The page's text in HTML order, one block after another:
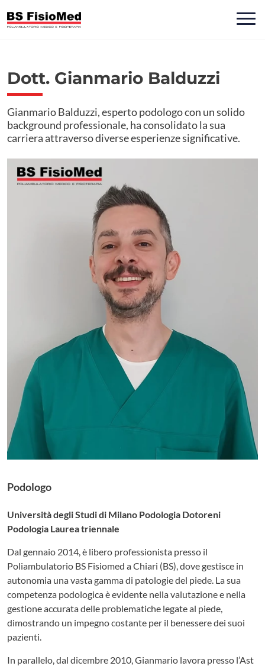
Dott. Gianmario Balduzzi
Gianmario Balduzzi, esperto podologo con un solido
background professionale, ha consolidato la sua
carriera attraverso diverse esperienze significative.
Podologo
Università degli Studi di Milano Podologia Dotoreni
Podologia Laurea triennale
Dal gennaio 2014, è libero professionista presso il
Poliambulatorio BS Fisiomed a Chiari (BS), dove gestisce in
autonomia una vasta gamma di patologie del piede. La sua
competenza podologica è evidente nella valutazione e nella
gestione accurata delle problematiche legate al piede,
dimostrando un impegno costante per il benessere dei suoi
pazienti.
In parallelo, dal dicembre 2010, Gianmario lavora presso l’Ast